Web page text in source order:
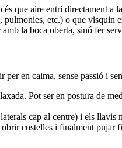
que aire entri directament a
etc.) o que
la boca oberta, sinó fer
en calma, sense passió i
Pot ser en postura de
cap al centre) i els llavis
costelles i finalment pujar